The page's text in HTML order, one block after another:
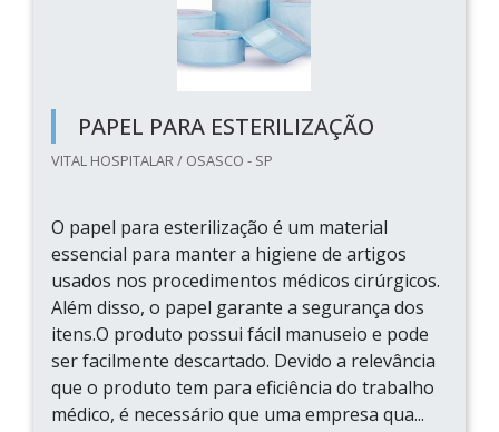
PAPEL PARA ESTERILIZAÇÃO
VITAL HOSPITALAR / OSASCO - SP
O papel para esterilização é um material
essencial para manter a higiene de artigos
usados nos procedimentos médicos cirúrgicos.
Além disso, o papel garante a segurança dos
itens.O produto possui fácil manuseio e pode
ser facilmente descartado. Devido a relevância
que o produto tem para eficiência do trabalho
médico, é necessário que uma empresa qua...